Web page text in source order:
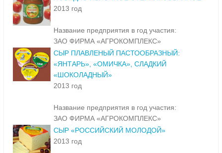
2013 год
Название предприятия в год участия:
ЗАО ФИРМА «АГРОКОМПЛЕКС»
СЫР ПЛАВЛЕНЫЙ ПАСТООБРАЗНЫЙ:
«ЯНТАРЬ», «ОМИЧКА», СЛАДКИЙ
«ШОКОЛАДНЫЙ»
2013 год
Название предприятия в год участия:
ЗАО ФИРМА «АГРОКОМПЛЕКС»
СЫР «РОССИЙСКИЙ МОЛОДОЙ»
2013 год